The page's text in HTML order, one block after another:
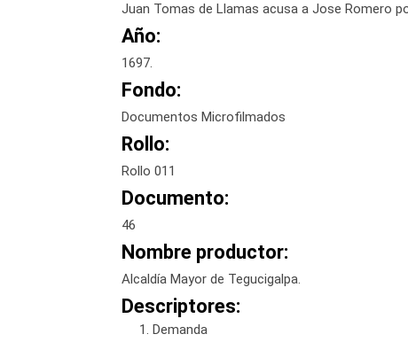
Juan Tomas de Llamas acusa a Jose Romero
Año:
1697.
Fondo:
Documentos Microfilmados
Rollo:
Rollo 011
Documento:
46
Nombre productor:
Alcaldía Mayor de Tegucigalpa.
Descriptores:
Demanda